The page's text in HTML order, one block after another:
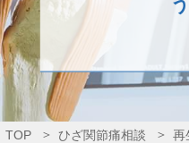
TOP ひざ関節痛相談 再